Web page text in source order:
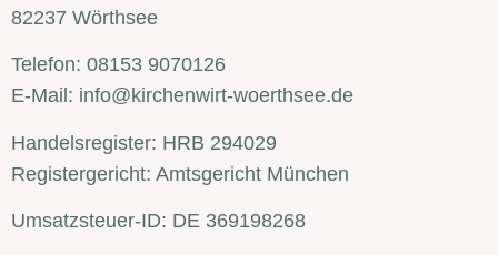
82237 Wörthsee
Telefon: 08153 9070126
E-Mail: info@kirchenwirt-woerthsee.de
Handelsregister: HRB 294029
Registergericht: Amtsgericht München
Umsatzsteuer-ID: DE 369198268